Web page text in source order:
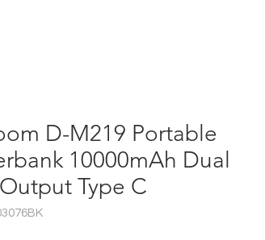
D-M219 Portable
10000mAh Dual
Type C